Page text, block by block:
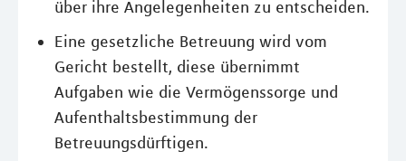
über ihre Angelegenheiten zu entscheiden.
Eine gesetzliche Betreuung wird vom
Gericht bestellt, diese übernimmt
Aufgaben wie die Vermögenssorge und
Aufenthaltsbestimmung der
Betreuungsdürftigen.